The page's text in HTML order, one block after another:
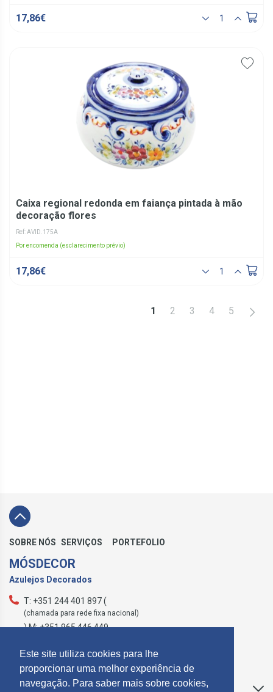
Este site utiliza cookies para lhe
proporcionar uma melhor experiência de
navegação. Para saber mais sobre cookies,
17,86€
Caixa regional redonda em faiança pintada à mão
decoração flores
Ref: AVID.175A
Por encomenda (esclarecimento prévio)
17,86€
1 2 3 4 5
SOBRE NÓS SERVIÇOS PORTEFOLIO
MÓSDECOR
Azulejos Decorados
T: +351 244 401 897 (
(chamada para rede fixa nacional)
) M: +351 965 446 449
Apoio ao Cliente